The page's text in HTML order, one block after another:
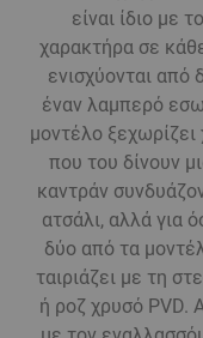
είναι ίδιο με
χαρακτήρα σε
ενισχύονται από
έναν λαμπερό
μοντέλο ξεχωρίζει
που του δίνουν
καντράν
ατσάλι, αλλά για
δύο από τα
ταιριάζει με τη
ή ροζ χρυσό PVD.